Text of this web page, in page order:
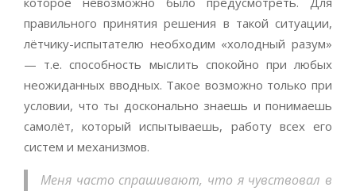
правильного принятия решения в такой ситуации,
лётчику-испытателю необходим «холодный разум»
— т.е. способность мыслить спокойно при любых
неожиданных вводных. Такое возможно только при
условии, что ты досконально знаешь и понимаешь
самолёт, который испытываешь, работу всех его
систем и механизмов.
Меня часто спрашивают, что я чувствовал в